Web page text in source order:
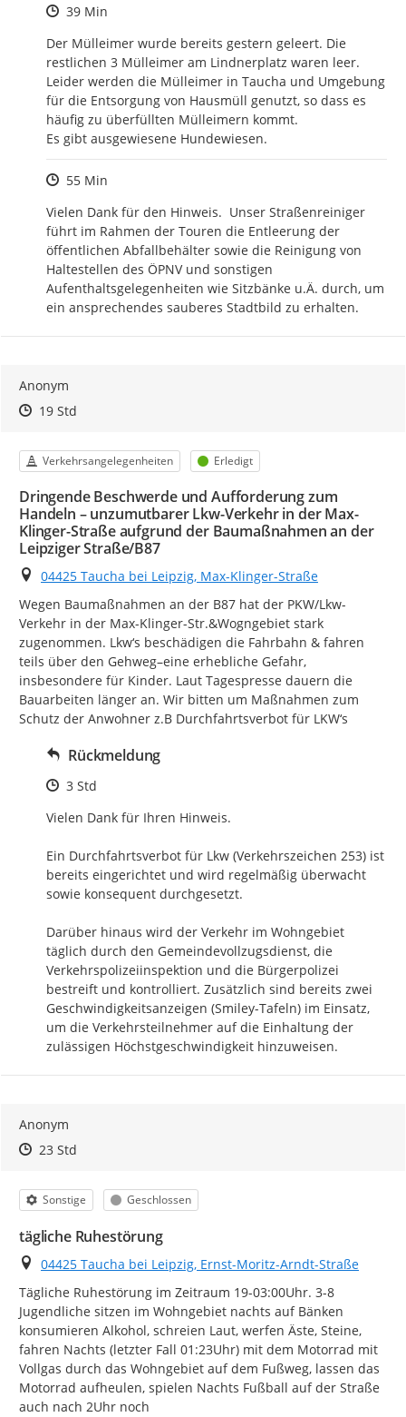
Zeitpunkt des Erstellens
39 Min
Der Mülleimer wurde bereits gestern geleert. Die
restlichen 3 Mülleimer am Lindnerplatz waren leer.
Leider werden die Mülleimer in Taucha und Umgebung
für die Entsorgung von Hausmüll genutzt, so dass es
häufig zu überfüllten Mülleimern kommt.
Es gibt ausgewiesene Hundewiesen.
Zeitpunkt des Erstellens
55 Min
Vielen Dank für den Hinweis.  Unser Straßenreiniger
führt im Rahmen der Touren die Entleerung der
öffentlichen Abfallbehälter sowie die Reinigung von
Haltestellen des ÖPNV und sonstigen
Aufenthaltsgelegenheiten wie Sitzbänke u.Ä. durch, um
ein ansprechendes sauberes Stadtbild zu erhalten.
Anonym
Zeitpunkt des Erstellens
Zeitpunkt des Erstellens
19 StdZur Äußerung
Kategorie
Verkehrsangelegenheiten Status
Erledigt
Dringende Beschwerde und Aufforderung zum
Handeln – unzumutbarer Lkw-Verkehr in der Max-
Klinger-Straße aufgrund der Baumaßnahmen an der
Leipziger Straße/B87
Ort
04425 Taucha bei Leipzig, Max-Klinger-Straße
Wegen Baumaßnahmen an der B87 hat der PKW/Lkw-
Verkehr in der Max-Klinger-Str.&Wogngebiet stark
zugenommen. Lkw‘s beschädigen die Fahrbahn & fahren
teils über den Gehweg–eine erhebliche Gefahr,
insbesondere für Kinder. Laut Tagespresse dauern die
Bauarbeiten länger an. Wir bitten um Maßnahmen zum
Schutz der Anwohner z.B Durchfahrtsverbot für LKW‘s
Rückmeldung
Zeitpunkt des Erstellens
3 Std
Vielen Dank für Ihren Hinweis.
Ein Durchfahrtsverbot für Lkw (Verkehrszeichen 253) ist
bereits eingerichtet und wird regelmäßig überwacht
sowie konsequent durchgesetzt.
Darüber hinaus wird der Verkehr im Wohngebiet
täglich durch den Gemeindevollzugsdienst, die
Verkehrspolizeiinspektion und die Bürgerpolizei
bestreift und kontrolliert. Zusätzlich sind bereits zwei
Geschwindigkeitsanzeigen (Smiley-Tafeln) im Einsatz,
um die Verkehrsteilnehmer auf die Einhaltung der
zulässigen Höchstgeschwindigkeit hinzuweisen.
Anonym
Zeitpunkt des Erstellens
Zeitpunkt des Erstellens
23 StdZur Äußerung
Kategorie
Sonstige Status
Geschlossen
tägliche Ruhestörung
Ort
04425 Taucha bei Leipzig, Ernst-Moritz-Arndt-Straße
Tägliche Ruhestörung im Zeitraum 19-03:00Uhr. 3-8
Jugendliche sitzen im Wohngebiet nachts auf Bänken
konsumieren Alkohol, schreien Laut, werfen Äste, Steine,
fahren Nachts (letzter Fall 01:23Uhr) mit dem Motorrad mit
Vollgas durch das Wohngebiet auf dem Fußweg, lassen das
Motorrad aufheulen, spielen Nachts Fußball auf der Straße
auch nach 2Uhr noch